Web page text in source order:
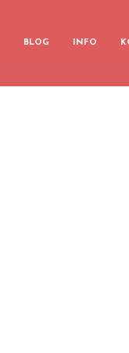
BLOG INFO